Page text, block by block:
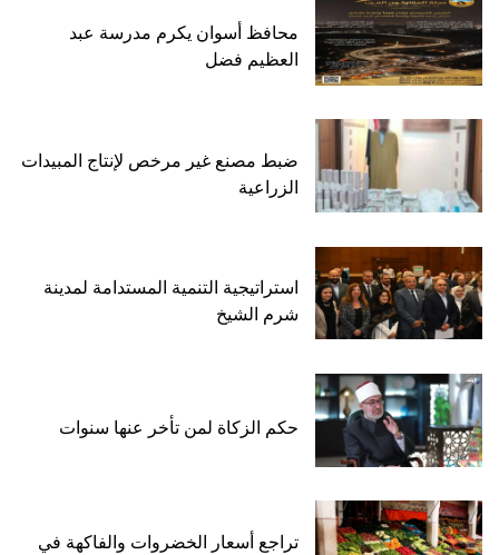
محافظ أسوان يكرم مدرسة عبد
العظيم فضل
ضبط مصنع غير مرخص لإنتاج المبيدات
الزراعية
استراتيجية التنمية المستدامة لمدينة
شرم الشيخ
حكم الزكاة لمن تأخر عنها سنوات
تراجع أسعار الخضروات والفاكهة في